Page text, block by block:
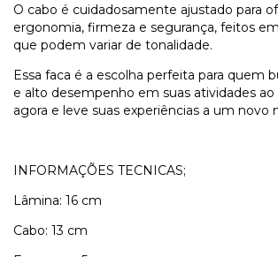
O cabo é cuidadosamente ajustado para
ergonomia, firmeza e segurança, feitos
que podem variar de tonalidade.
Essa faca é a escolha perfeita para quem
e alto desempenho em suas atividades ao
agora e leve suas experiências a um novo
INFORMAÇÕES TECNICAS;
Lâmina: 16 cm
Cabo: 13 cm